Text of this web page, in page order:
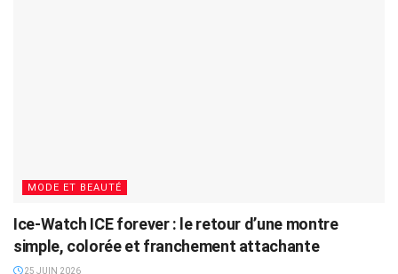
MODE ET BEAUTÉ
Ice-Watch ICE forever : le retour d’une montre
simple, colorée et franchement attachante
25 JUIN 2026